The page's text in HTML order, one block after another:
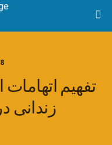
تفهیم
زندانی